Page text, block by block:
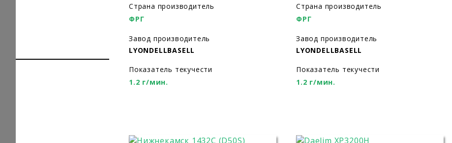
Страна производитель
ФРГ
Завод производитель
LYONDELLBASELL
Показатель текучести
1.2 г/мин.
Страна производитель
ФРГ
Завод производитель
LYONDELLBASELL
Показатель текучести
1.2 г/мин.